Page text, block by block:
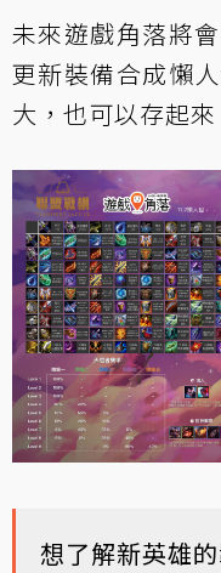
未來遊戲角落將
更新裝備合成懶
大，也可以存起
想了解新英雄